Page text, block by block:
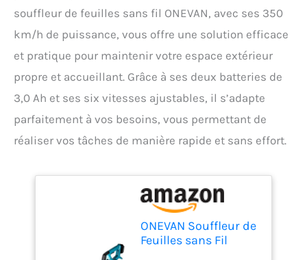
souffleur de feuilles sans fil ONEVAN, avec ses 350
km/h de puissance, vous offre une solution efficace
et pratique pour maintenir votre espace extérieur
propre et accueillant. Grâce à ses deux batteries de
3,0 Ah et ses six vitesses ajustables, il s’adapte
parfaitement à vos besoins, vous permettant de
réaliser vos tâches de manière rapide et sans effort.
ONEVAN Souffleur de
Feuilles sans Fil